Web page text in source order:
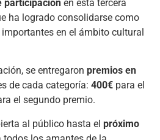
participaciónen esta tercera
ha logrado consolidarse como
en el ámbito cultural
se entregaron premios en
de cada categoría: 400€para el
el segundo premio.
al público hasta el próximo